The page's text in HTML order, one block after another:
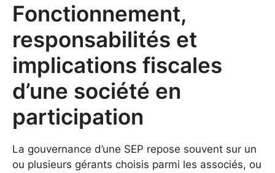
Fonctionnement,
responsabilités et
implications fiscales
d’une société en
participation
La gouvernance d’une SEP repose souvent sur un
ou plusieurs gérants choisis parmi les associés, ou